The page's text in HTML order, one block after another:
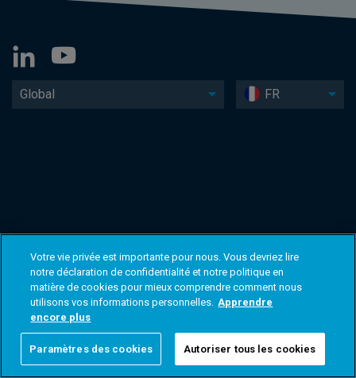
Global FR
Votre vie privée est importante pour nous. Vous devriez lire
notre déclaration de confidentialité et notre politique en
matière de cookies pour mieux comprendre comment nous
utilisons vos informations personnelles. Apprendre
encore plus
Paramètres des cookies Autoriser tous les cookies